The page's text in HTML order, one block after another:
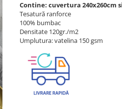
Contine: cuvertura 240x260cm
Tesatură ranforce
100% bumbac
Densitate 120gr./m2
Umplutura: vatelina 150 gsm